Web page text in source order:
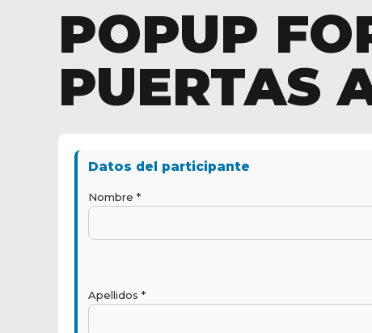
POPUP
PUERTAS
Datos del participante
Nombre *
Apellidos *